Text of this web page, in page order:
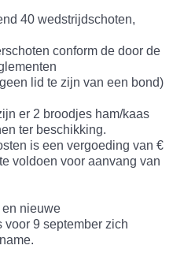
40 wedstrijdschoten,
conform de door de
lid te zijn van een bond)
er 2 broodjes ham/kaas
ter beschikking.
is een vergoeding van €
voldoen voor aanvang van
nieuwe
9 september zich